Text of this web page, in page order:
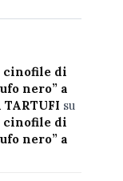
cinofile di
nero” a
su
cinofile di
nero” a